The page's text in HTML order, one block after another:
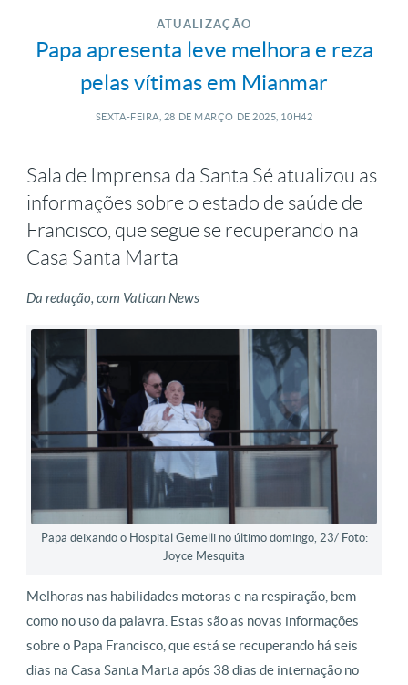
ATUALIZAÇÃO
Papa apresenta leve melhora e reza
pelas vítimas em Mianmar
SEXTA-FEIRA, 28 DE MARÇO DE 2025, 10H42
Sala de Imprensa da Santa Sé atualizou as
informações sobre o estado de saúde de
Francisco, que segue se recuperando na
Casa Santa Marta
Da redação, com Vatican News
Papa deixando o Hospital Gemelli no último domingo, 23/ Foto:
Joyce Mesquita
Melhoras nas habilidades motoras e na respiração, bem
como no uso da palavra. Estas são as novas informações
sobre o Papa Francisco, que está se recuperando há seis
dias na Casa Santa Marta após 38 dias de internação no